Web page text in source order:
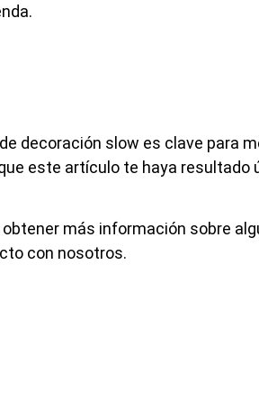
decoración slow es clave para
este artículo te haya
obtener más información sobre
con nosotros.